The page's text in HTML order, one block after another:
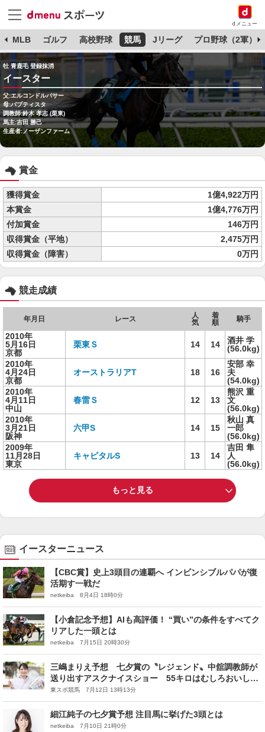
dメニュー
MLB ゴルフ 高校野球 競馬 Jリーグ プロ野球（2軍）
牡 青鹿毛 登録抹消
イースター
父:エルコンドルパサー
母:バプティスタ
調教師:鈴木 孝志 (栗東)
馬主:吉田 勝己
生産者:ノーザンファーム
賞金
獲得賞金
1億4,922万円
本賞金
1億4,776万円
付加賞金
146万円
収得賞金（平地）
2,475万円
収得賞金（障害）
0万円
競走成績
年月日 レース
人
気
着
順
騎手
2010年
5月16日
京都
栗東Ｓ 14 14
酒井 学
(56.0kg)
2010年
4月24日
京都
オーストラリアT 18 16
安部 幸
夫
(54.0kg)
2010年
4月11日
中山
春雷Ｓ 12 13
熊沢 重
文
(56.0kg)
2010年
3月21日
阪神
六甲S 14 15
秋山 真
一郎
(56.0kg)
2009年
11月28日
東京
キャピタルS 13 14
吉田 隼
人
(56.0kg)
もっと見る
イースターニュース
【CBC賞】史上3頭目の連覇へ インビンシブルパパが復
活期す一戦だ
netkeiba 8月4日 18時0分
【小倉記念予想】AIも高評価！ “買い”の条件をすべてク
リアした一頭とは
netkeiba 7月15日 20時30分
三嶋まりえ予想 七夕賞の〝レジェンド〟中舘調教師が
送り出すアスクナイスショー 55キロはむしろおいし
い！
東スポ競馬 7月12日 13時13分
細江純子の七夕賞予想 注目馬に挙げた3頭とは
netkeiba 7月10日 21時0分